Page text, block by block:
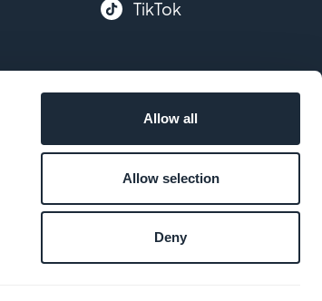
Allow all
Allow selection
Deny
TikTok